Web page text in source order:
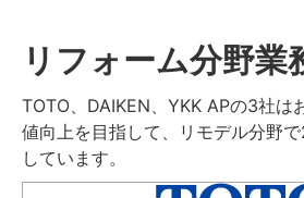
リフォーム分野業
TOTO、DAIKEN、YKK APの3社は
値向上を目指して、リモデル分野
しています。